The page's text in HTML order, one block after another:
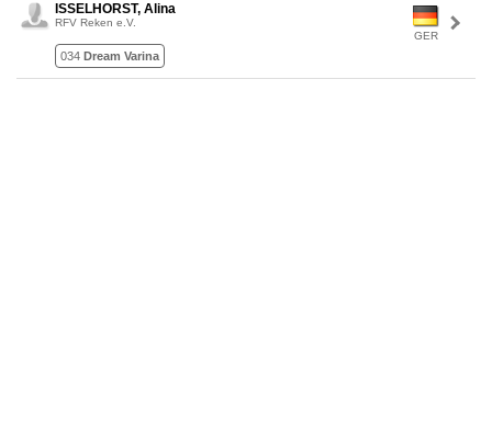
GER
ISSELHORST, Alina
RFV Reken e.V.
034 Dream Varina